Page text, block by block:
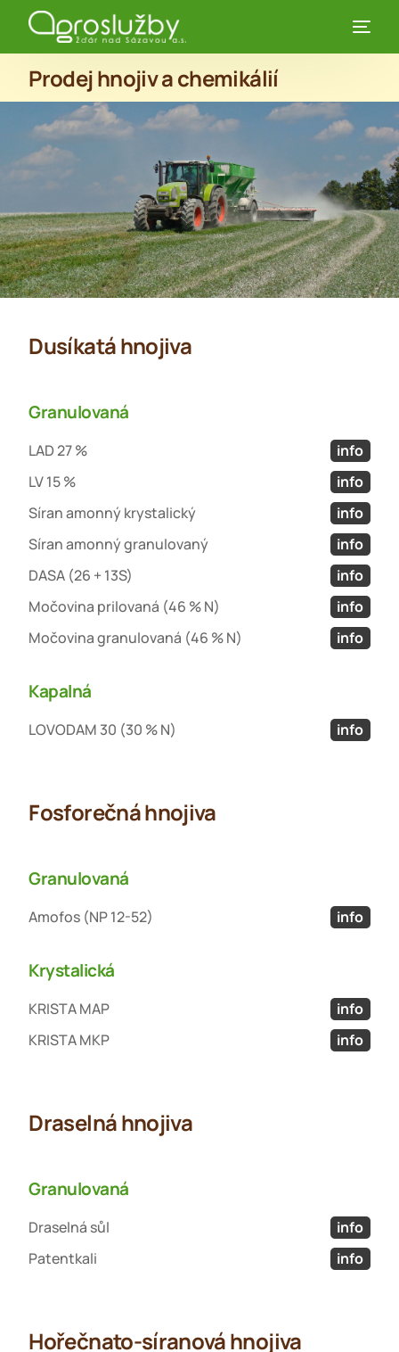
Prodej hnojiv a chemikálií
Dusíkatá hnojiva
Granulovaná
LAD 27 %
info
LV 15 %
info
Síran amonný krystalický
info
Síran amonný granulovaný
info
DASA (26 + 13S)
info
Močovina prilovaná (46 % N)
info
Močovina granulovaná (46 % N)
info
Kapalná
LOVODAM 30 (30 % N) info
Fosforečná hnojiva
Granulovaná
Amofos (NP 12-52) info
Krystalická
KRISTA MAP
info
KRISTA MKP
info
Draselná hnojiva
Granulovaná
Draselná sůl
info
Patentkali
info
Hořečnato-síranová hnojiva